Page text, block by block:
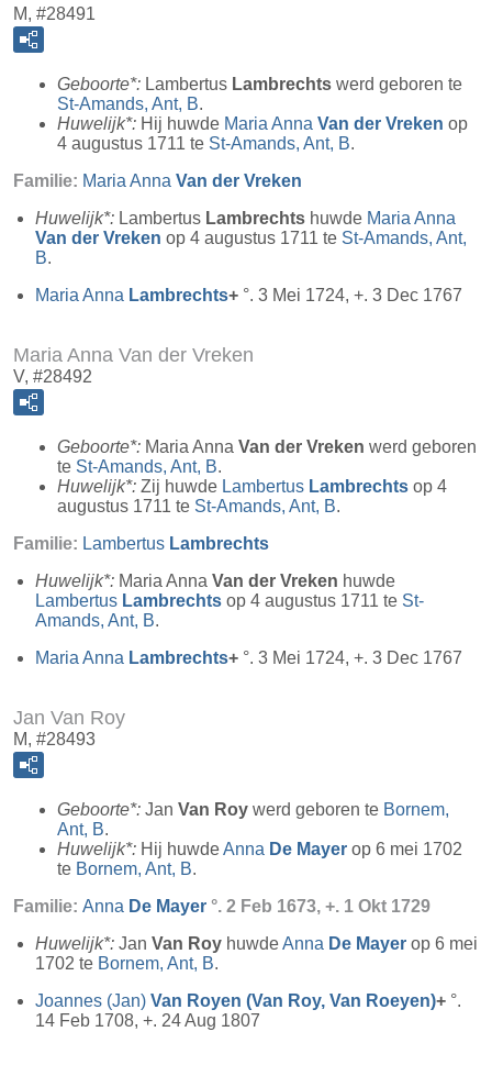
M, #28491
Geboorte*: Lambertus Lambrechts werd geboren te
St-Amands, Ant, B.
Huwelijk*: Hij huwde Maria Anna Van der Vreken op
4 augustus 1711 te St-Amands, Ant, B.
Familie: Maria Anna Van der Vreken
Huwelijk*: Lambertus Lambrechts huwde Maria Anna
Van der Vreken op 4 augustus 1711 te St-Amands, Ant,
B.
Maria Anna Lambrechts+ °. 3 Mei 1724, +. 3 Dec 1767
Maria Anna Van der Vreken
V, #28492
Geboorte*: Maria Anna Van der Vreken werd geboren
te St-Amands, Ant, B.
Huwelijk*: Zij huwde Lambertus Lambrechts op 4
augustus 1711 te St-Amands, Ant, B.
Familie: Lambertus Lambrechts
Huwelijk*: Maria Anna Van der Vreken huwde
Lambertus Lambrechts op 4 augustus 1711 te St-
Amands, Ant, B.
Maria Anna Lambrechts+ °. 3 Mei 1724, +. 3 Dec 1767
Jan Van Roy
M, #28493
Geboorte*: Jan Van Roy werd geboren te Bornem,
Ant, B.
Huwelijk*: Hij huwdeAnna De Mayer op 6 mei 1702
te Bornem, Ant, B.
Familie: Anna De Mayer °. 2 Feb 1673, +. 1 Okt 1729
Huwelijk*: Jan Van Roy huwdeAnna De Mayer op 6 mei
1702 te Bornem, Ant, B.
Joannes (Jan) Van Royen (Van Roy, Van Roeyen)+ °.
14 Feb 1708, +. 24 Aug 1807